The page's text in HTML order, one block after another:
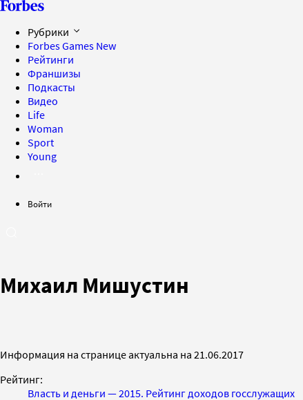
Рубрики
Forbes Games New
Рейтинги
Франшизы
Подкасты
Видео
Life
Woman
Sport
Young
Войти
Михаил Мишустин
Информация на странице актуальна на 21.06.2017
Рейтинг:
Власть и деньги — 2015. Рейтинг доходов госслужащих